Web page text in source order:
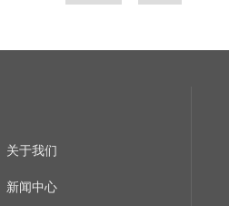
关于我们
新闻中心